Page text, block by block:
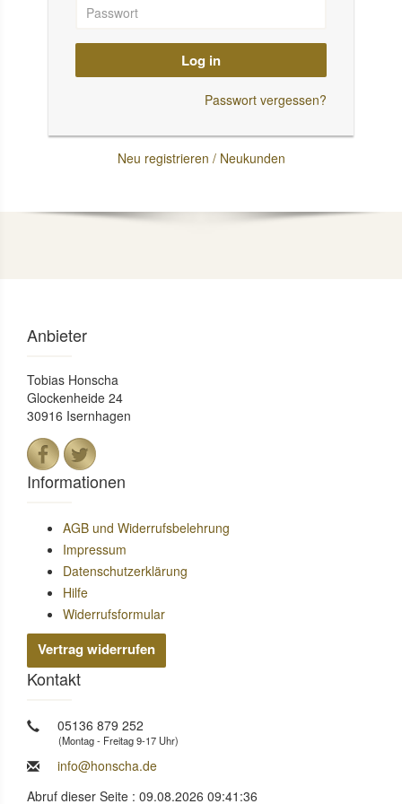
Log in
Passwort vergessen?
Neu registrieren / Neukunden
Anbieter
Tobias Honscha
Glockenheide 24
30916 Isernhagen
Informationen
AGB und Widerrufsbelehrung
Impressum
Datenschutzerklärung
Hilfe
Widerrufsformular
Vertrag widerrufen
Kontakt
05136 879 252
(Montag - Freitag 9-17 Uhr)
info@honscha.de
Abruf dieser Seite : 09.08.2026 09:41:36